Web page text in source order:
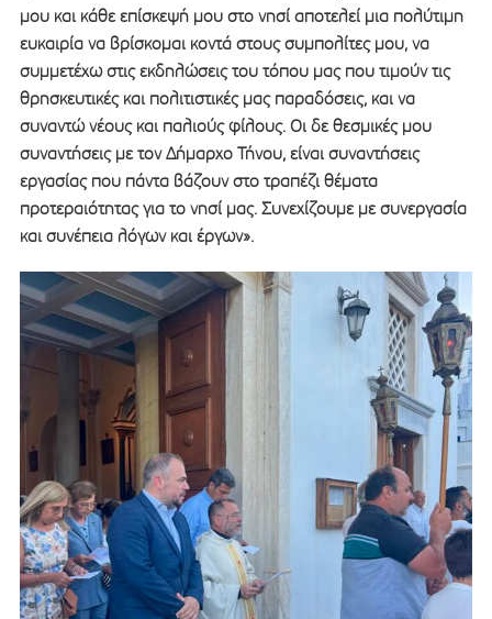
μου και κάθε επίσκεψή μου στο νησί αποτελεί μια πολύτιμη
ευκαιρία να βρίσκομαι κοντά στους συμπολίτες μου, να
συμμετέχω στις εκδηλώσεις του τόπου μας που τιμούν τις
θρησκευτικές και πολιτιστικές μας παραδόσεις, και να
συναντώ νέους και παλιούς φίλους. Οι δε θεσμικές μου
συναντήσεις με τον Δήμαρχο Τήνου, είναι συναντήσεις
εργασίας που πάντα βάζουν στο τραπέζι θέματα
προτεραιότητας για το νησί μας. Συνεχίζουμε με συνεργασία
και συνέπεια λόγων και έργων».